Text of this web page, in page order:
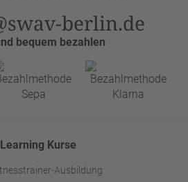
bequem bezahlen
berlin.de
Kurse
Ausbildung